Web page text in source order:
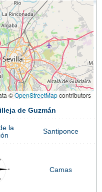
©OpenStreetMapcontributors
de Guzmán
la
Santiponce
Camas